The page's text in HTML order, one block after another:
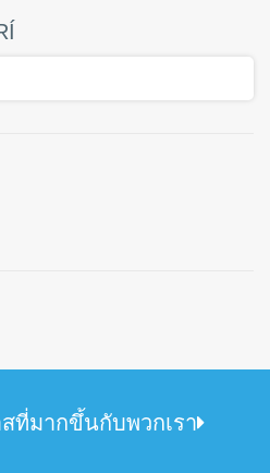
ที่มากขึ้นกับพวกเรา